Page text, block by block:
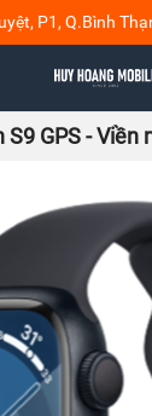
P1, Q.Bình
GPS - Viền